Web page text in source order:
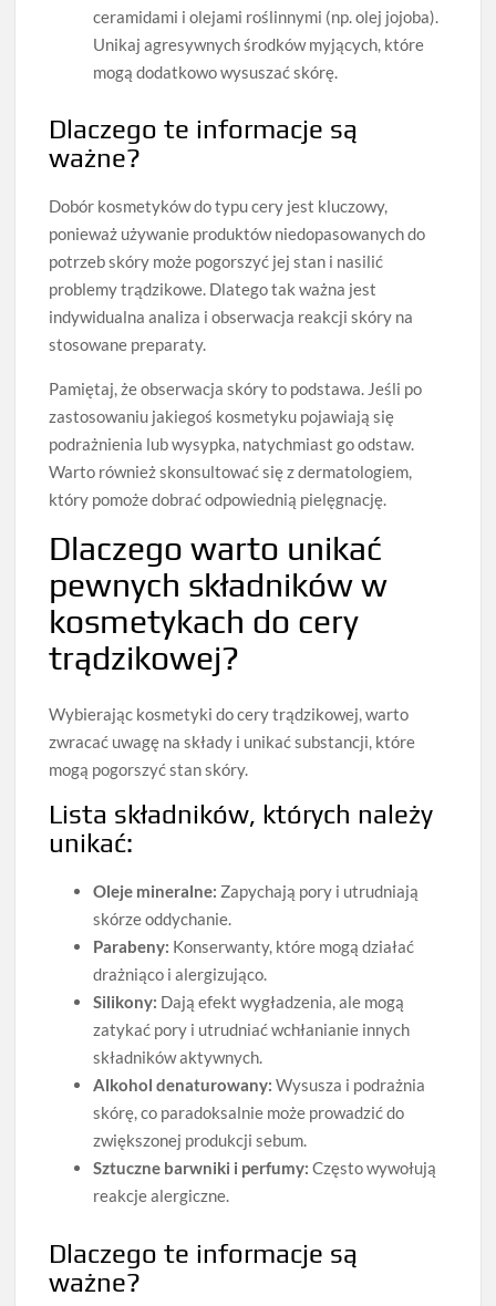
ceramidami i olejami roślinnymi (np. olej jojoba).
Unikaj agresywnych środków myjących, które
mogą dodatkowo wysuszać skórę.
Dlaczego te informacje są
ważne?
Dobór kosmetyków do typu cery jest kluczowy,
ponieważ używanie produktów niedopasowanych do
potrzeb skóry może pogorszyć jej stan i nasilić
problemy trądzikowe. Dlatego tak ważna jest
indywidualna analiza i obserwacja reakcji skóry na
stosowane preparaty.
Pamiętaj, że obserwacja skóry to podstawa. Jeśli po
zastosowaniu jakiegoś kosmetyku pojawiają się
podrażnienia lub wysypka, natychmiast go odstaw.
Warto również skonsultować się z dermatologiem,
który pomoże dobrać odpowiednią pielęgnację.
Dlaczego warto unikać
pewnych składników w
kosmetykach do cery
trądzikowej?
Wybierając kosmetyki do cery trądzikowej, warto
zwracać uwagę na składy i unikać substancji, które
mogą pogorszyć stan skóry.
Lista składników, których należy
unikać:
Oleje mineralne: Zapychają pory i utrudniają
skórze oddychanie.
Parabeny: Konserwanty, które mogą działać
drażniąco i alergizująco.
Silikony: Dają efekt wygładzenia, ale mogą
zatykać pory i utrudniać wchłanianie innych
składników aktywnych.
Alkohol denaturowany: Wysusza i podrażnia
skórę, co paradoksalnie może prowadzić do
zwiększonej produkcji sebum.
Sztuczne barwniki i perfumy: Często wywołują
reakcje alergiczne.
Dlaczego te informacje są
ważne?